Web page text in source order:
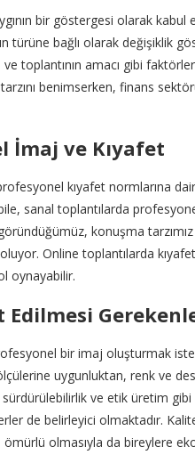
bir göstergesi olarak kabul
türüne bağlı olarak değişiklik
toplantının amacı gibi
benimserken, finans
İmaj ve Kıyafet
kıyafet normlarına
sanal toplantılarda
konuşma
Online toplantılarda
oynayabilir.
Edilmesi
bir imaj oluşturmak
uygunluktan, renk ve
ve etik üretim
de belirleyici olmaktadır.
olmasıyla da bireylere